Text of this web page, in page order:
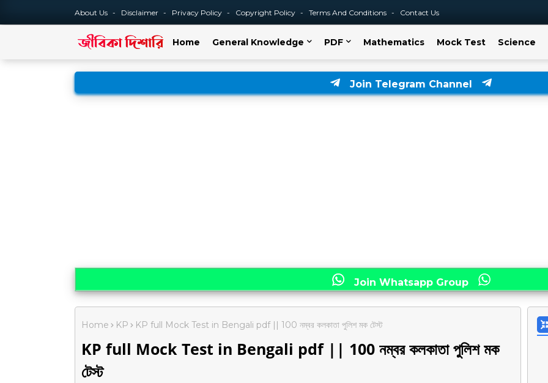
About Us Disclaimer Privacy Policy Copyright Policy Terms And Conditions Contact Us
Home General Knowledge PDF Mathematics Mock Test Science
Join Telegram Channel
Join Whatsapp Group
Home KP KP full Mock Test in Bengali pdf || 100 নম্বর কলকাতা পুলিশ মক টেস্ট
KP full Mock Test in Bengali pdf || 100 নম্বর কলকাতা পুলিশ মক
টেস্ট